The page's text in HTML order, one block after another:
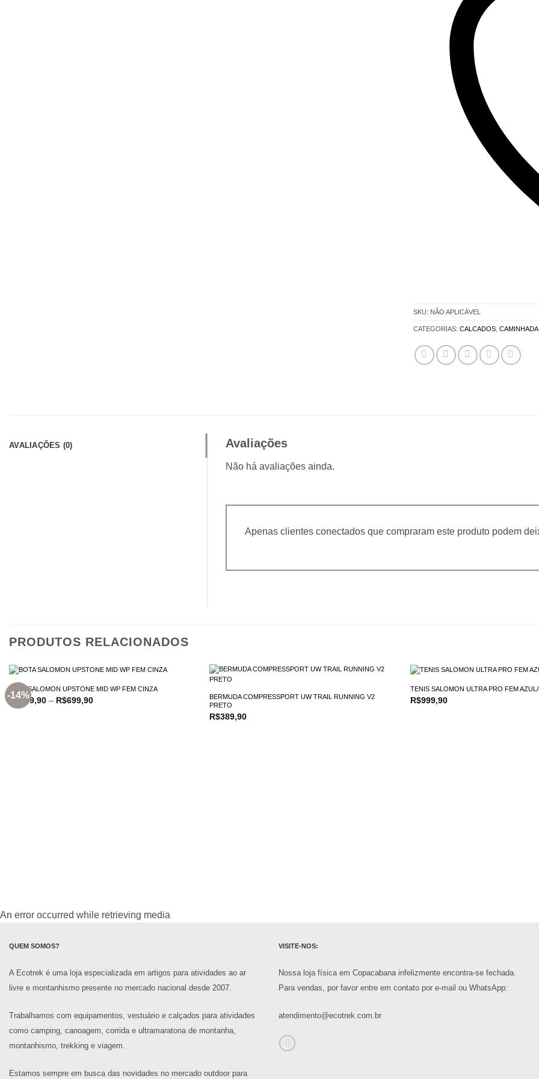
SKU: NÃO APLICÁVEL
CATEGORIAS: CALCADOS CAMINHADA
AVALIAÇÕES (0) Avaliações
Não há avaliações ainda.
Apenas clientes conectados que compraram este produto podem
PRODUTOS RELACIONADOS
-14%
BOTA SALOMON UPSTONE MID WP FEM CINZA
R$599,90 – R$699,90Price
BERMUDA COMPRESSPORT UW TRAIL RUNNING V2
PRETO
R$389,90
TENIS SALOMON ULTRA PRO FEM
R$999,90
An error occurred while retrieving media
QUEM SOMOS?
A Ecotrek é uma loja especializada em artigos para atividades ao ar
livre e montanhismo presente no mercado nacional desde 2007.
Trabalhamos com equipamentos, vestuário e calçados para atividades
como camping, canoagem, corrida e ultramaratona de montanha,
montanhismo, trekking e viagem.
Estamos sempre em busca das novidades no mercado outdoor para
VISITE-NOS:
Nossa loja física em Copacabana infelizmente encontra-se fechada.
Para vendas, por favor entre em contato por e-mail ou WhatsApp:
atendimento@ecotrek.com.br